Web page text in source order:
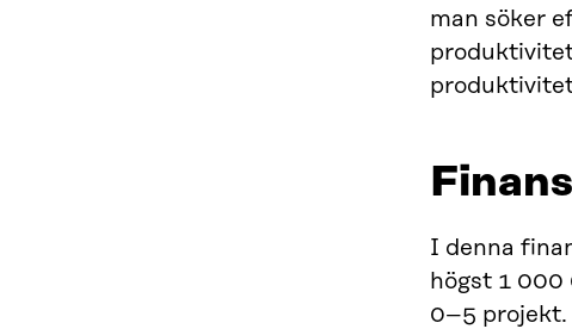
man söker
I denna
högst 1
0–5 projekt.